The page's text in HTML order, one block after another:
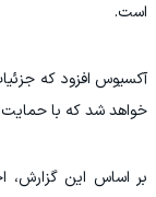
است.
آکسیوس افزود که
خواهد شد که با
بر اساس این گزارش،